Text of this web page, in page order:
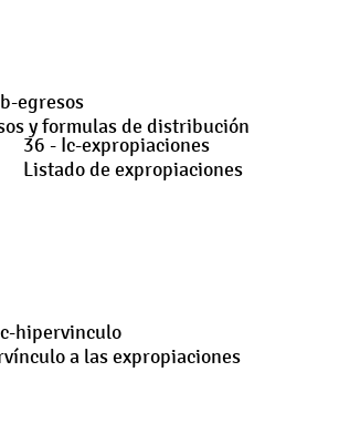
egresos
y formulas de distribución
36 - Ic-expropiaciones
Listado de expropiaciones
hipervinculo
a las expropiaciones